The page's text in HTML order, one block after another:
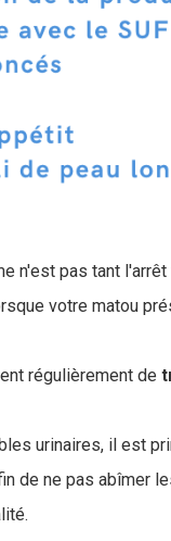
n'est pas tant
votre matou
régulièrement de
urinaires, il est
de ne pas abîmer